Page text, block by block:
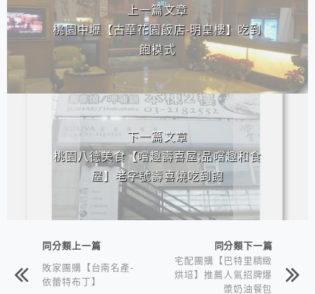
上一篇文章
桃園中壢【古華花園飯店-明皇樓】吃到
飽模式
下一篇文章
桃園八德美食【嚐趣壽喜屋;品嚐趣和食
屋】老字號壽喜燒吃到飽
同分類上一篇
敗家團購【台南名產-
依蕾特布丁】
同分類下一篇
宅配團購【巴特里精緻
烘培】推薦人氣招牌爆
漿奶油餐包